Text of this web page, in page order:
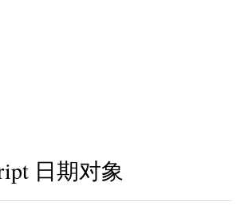
日期对象